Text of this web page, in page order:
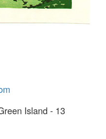
Island - 13